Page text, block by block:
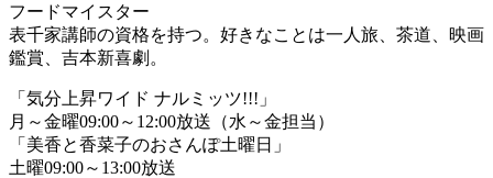
フードマイスター
表千家講師の資格を持つ。好きなことは一人旅、茶道、映画
鑑賞、吉本新喜劇。
「気分上昇ワイド ナルミッツ!!!」
月～金曜09:00～12:00放送（水～金担当）
「美香と香菜子のおさんぽ土曜日」
土曜09:00～13:00放送